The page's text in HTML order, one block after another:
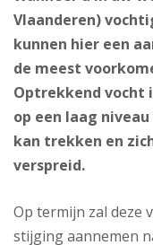
Vlaanderen)
kunnen hier een
de meest
Optrekkend vocht
op een laag
kan trekken en
verspreid.
Op termijn zal deze
stijging aannemen